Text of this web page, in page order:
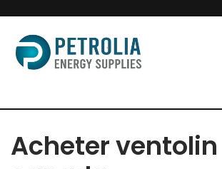
Skip
to
content
Acheter ventolin